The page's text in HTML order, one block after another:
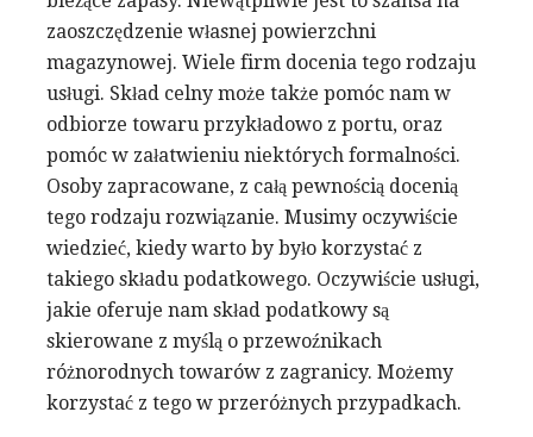
zaoszczędzenie własnej powierzchni
magazynowej. Wiele firm docenia tego rodzaju
usługi. Skład celny może także pomóc nam w
odbiorze towaru przykładowo z portu, oraz
pomóc w załatwieniu niektórych formalności.
Osoby zapracowane, z całą pewnością docenią
tego rodzaju rozwiązanie. Musimy oczywiście
wiedzieć, kiedy warto by było korzystać z
takiego składu podatkowego. Oczywiście usługi,
jakie oferuje nam skład podatkowy są
skierowane z myślą o przewoźnikach
różnorodnych towarów z zagranicy. Możemy
korzystać z tego w przeróżnych przypadkach.